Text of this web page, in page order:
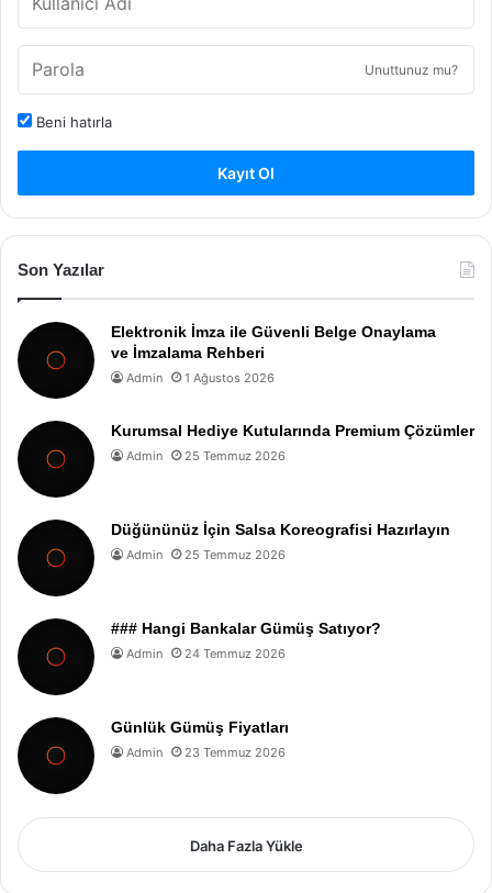
Unuttunuz mu?
Beni hatırla
Kayıt Ol
Son Yazılar
Elektronik İmza ile Güvenli Belge Onaylama
ve İmzalama Rehberi
Admin 1 Ağustos 2026
Kurumsal Hediye Kutularında Premium Çözümler
Admin 25 Temmuz 2026
Düğününüz İçin Salsa Koreografisi Hazırlayın
Admin 25 Temmuz 2026
### Hangi Bankalar Gümüş Satıyor?
Admin 24 Temmuz 2026
Günlük Gümüş Fiyatları
Admin 23 Temmuz 2026
Daha Fazla Yükle